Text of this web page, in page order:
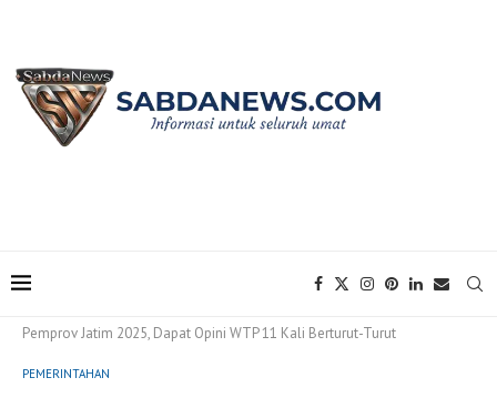
Pemprov Jatim 2025, Dapat Opini WTP 11 Kali Berturut-Turut
PEMERINTAHAN